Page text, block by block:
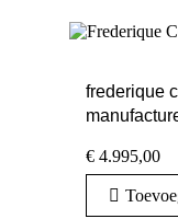
frederique
€ 4.995,00